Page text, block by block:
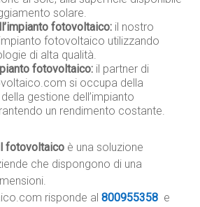
solare.
fotovoltaico: il nostro
fotovoltaico utilizzando
di alta qualità.
fotovoltaico: il partner di
si occupa della
gestione dell’impianto
un rendimento costante.
fotovoltaico è una soluzione
che dispongono di una
risponde al800955358 e